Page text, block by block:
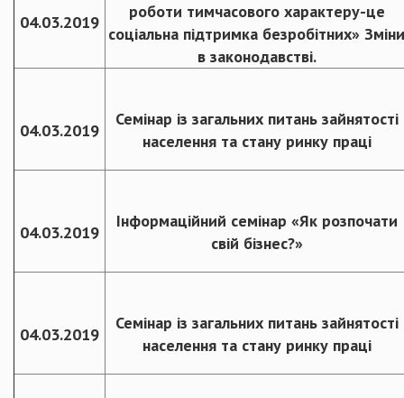
04.03.2019
роботи тимчасового характеру-це
соціальна підтримка безробітних» Зміни
в законодавстві.
04.03.2019
Семінар із загальних питань зайнятості
населення та стану ринку праці
04.03.2019
Інформаційний семінар «Як розпочати
свій бізнес?»
04.03.2019
Семінар із загальних питань зайнятості
населення та стану ринку праці